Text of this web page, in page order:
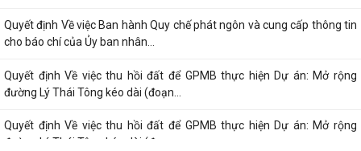
Quyết định Về việc Ban hành Quy chế phát ngôn và cung cấp thông tin
cho báo chí của Ủy ban nhân...
Quyết định Về việc thu hồi đất để GPMB thực hiện Dự án: Mở rộng
đường Lý Thái Tông kéo dài (đoạn...
Quyết định Về việc thu hồi đất để GPMB thực hiện Dự án: Mở rộng
đường Lý Thái Tông kéo dài (đoạn...